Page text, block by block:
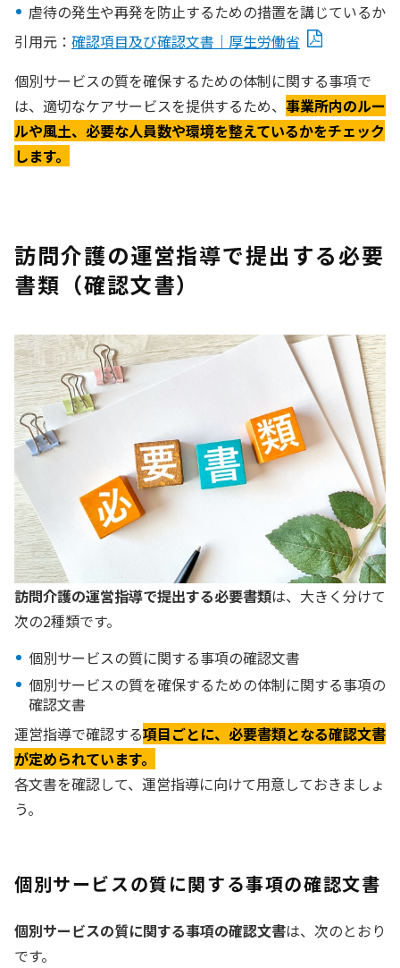
虐待の発生や再発を防止するための措置を講じているか
引用元： 確認項目及び確認文書｜厚生労働省
個別サービスの質を確保するための体制に関する事項で
は、適切なケアサービスを提供するため、 事業所内のルー
ルや風土、必要な人員数や環境を整えているかをチェック
します。
訪問介護の運営指導で提出する必要
書類（確認文書）
訪問介護の運営指導で提出する必要書類は、大きく分けて
次の2種類です。
個別サービスの質に関する事項の確認文書
個別サービスの質を確保するための体制に関する事項の
確認文書
運営指導で確認する項目ごとに、必要書類となる確認文書
が定められています。
各文書を確認して、運営指導に向けて用意しておきましょ
う。
個別サービスの質に関する事項の確認文書
個別サービスの質に関する事項の確認文書は、次のとおり
です。